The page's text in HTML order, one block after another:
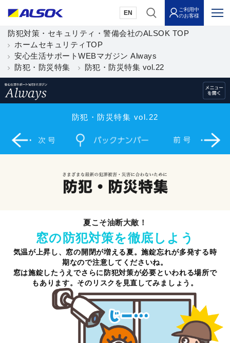
EN
ご利用中
のお客様
防犯対策・セキュリティ・警備会社のALSOK TOP
ホームセキュリティTOP
安心生活サポートWEBマガジン Always
防犯・防災特集
防犯・防災特集 vol.22
防犯・防災特集 vol.22
夏こそ油断大敵！
窓の防犯対策を徹底しよう
気温が上昇し、窓の開閉が増える夏。施錠忘れが多発する時
期なので注意してくださいね。
窓は施錠したうえでさらに防犯対策が必要といわれる場所で
もあります。そのリスクを見直してみましょう。